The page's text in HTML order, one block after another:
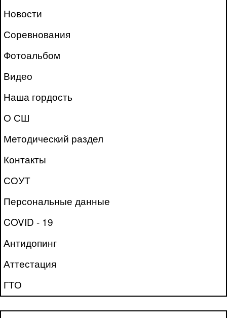
Новости
Соревнования
Фотоальбом
Видео
Наша гордость
О СШ
Методический раздел
Контакты
СОУТ
Персональные данные
COVID - 19
Антидопинг
Аттестация
ГТО